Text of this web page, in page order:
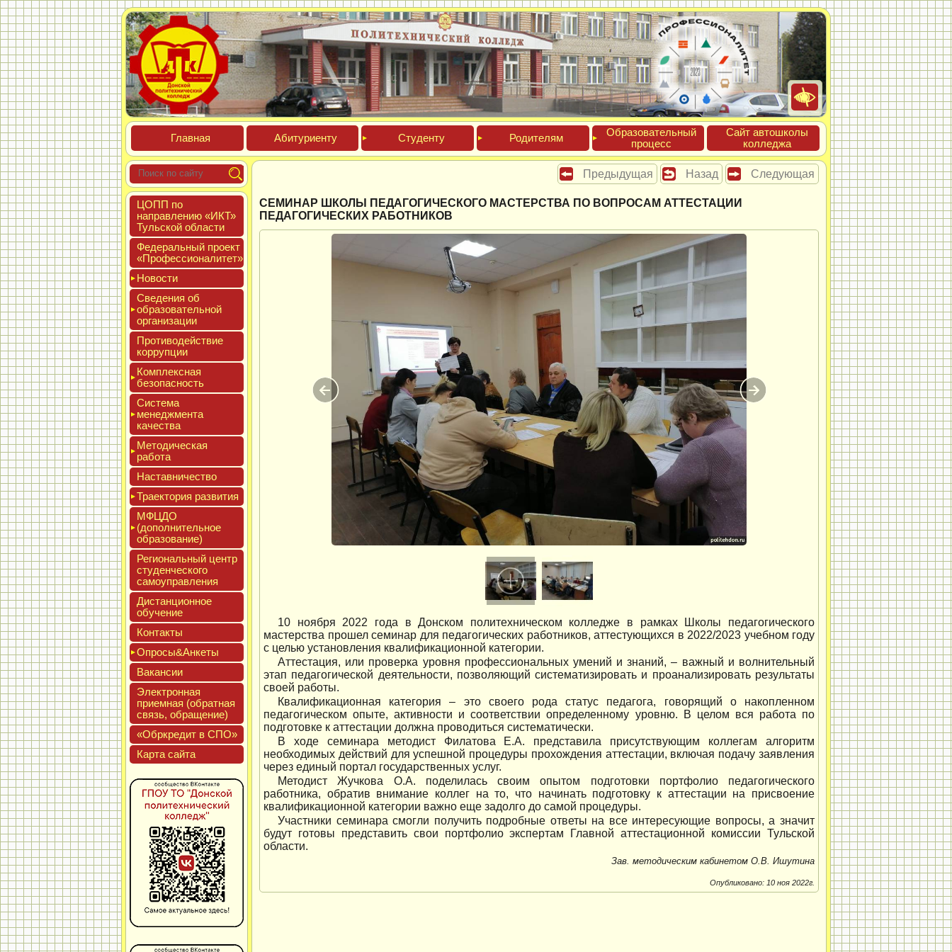
Глав­ная Аби­тури­ен­ту Сту­ден­ту Роди­телям
Обра­зова­тель­ный
про­цесс
Сайт ав­тошко­лы
кол­леджа
ЦОПП по
нап­равле­нию «ИКТ»
Туль­ской об­ласти
Феде­раль­ный про­ект
«Про­фес­си­она­литет»
Новос­ти
Све­дения об
об­ра­зова­тель­ной
ор­га­низа­ции
Про­тиво­дей­ствие
кор­рупции
Ком­плексная
бе­зопас­ность
Сис­те­ма
ме­нед­жмен­та
ка­чес­тва
Мето­дичес­кая
ра­бота
Нас­тавни­чес­тво
Тра­ек­то­рия раз­ви­тия
МФЦДО
(до­пол­ни­тель­ное
об­ра­зова­ние)
Реги­ональ­ный центр
сту­ден­ческо­го
са­мо­уп­равле­ния
Дис­танци­он­ное
обу­чение
Кон­такты
Опро­сы&Анке­ты
Вакан­сии
Элек­трон­ная
при­ем­ная (об­ратная
связь, об­ра­щение)
«Обркре­дит в СПО»
Кар­та сай­та
Предыдущая Назад Следующая
СЕМИНАР ШКОЛЫ ПЕДАГОГИЧЕСКОГО МАСТЕРСТВА ПО ВОПРОСАМ АТТЕСТАЦИИ
ПЕДАГОГИЧЕСКИХ РАБОТНИКОВ
10 ноября 2022 года в Донском политехническом колледже в рамках Школы педагогического
мастерства прошел семинар для педагогических работников, аттестующихся в 2022/2023 учебном году
с целью установления квалификационной категории.
Аттестация, или проверка уровня профессиональных умений и знаний, – важный и волнительный
этап педагогической деятельности, позволяющий систематизировать и проанализировать результаты
своей работы.
Квалификационная категория – это своего рода статус педагога, говорящий о накопленном
педагогическом опыте, активности и соответствии определенному уровню. В целом вся работа по
подготовке к аттестации должна проводиться систематически.
В ходе семинара методист Филатова Е.А. представила присутствующим коллегам алгоритм
необходимых действий для успешной процедуры прохождения аттестации, включая подачу заявления
через единый портал государственных услуг.
Методист Жучкова О.А. поделилась своим опытом подготовки портфолио педагогического
работника, обратив внимание коллег на то, что начинать подготовку к аттестации на присвоение
квалификационной категории важно еще задолго до самой процедуры.
Участники семинара смогли получить подробные ответы на все интересующие вопросы, а значит
будут готовы представить свои портфолио экспертам Главной аттестационной комиссии Тульской
области.
Зав. методическим кабинетом О.В. Ишутина
Опубликовано: 10 ноя 2022г.